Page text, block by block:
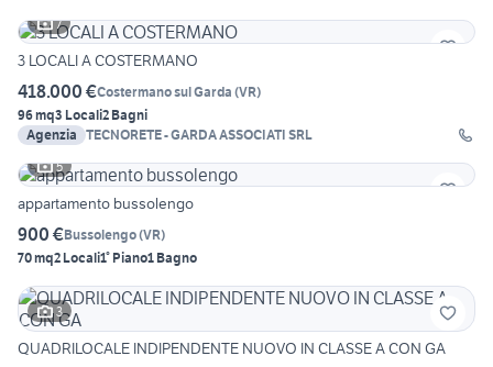
7
3 LOCALI A COSTERMANO
418.000 €Costermano sul Garda (VR)
96 mq3 Locali2 Bagni
Agenzia TECNORETE - GARDA ASSOCIATI SRL
5
appartamento bussolengo
900 €Bussolengo(VR)
70 mq2 Locali1° Piano1 Bagno
3
QUADRILOCALE INDIPENDENTE NUOVO IN CLASSE A CON GA